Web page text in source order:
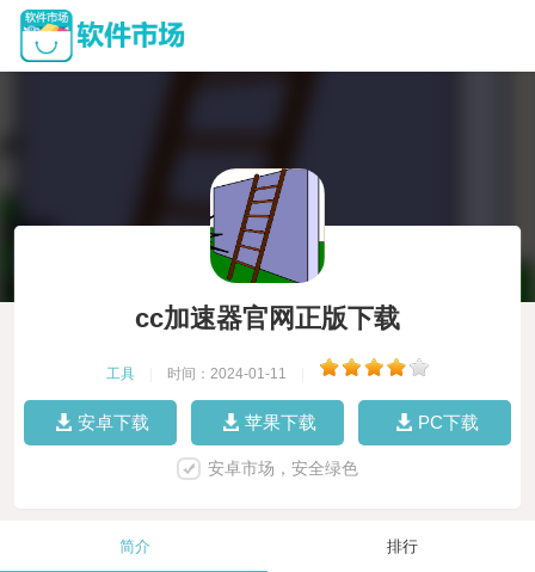
cc加速器官网正版下载
工具 时间：2024-01-11
安卓下载 苹果下载 PC下载
安卓市场，安全绿色
简介 排行